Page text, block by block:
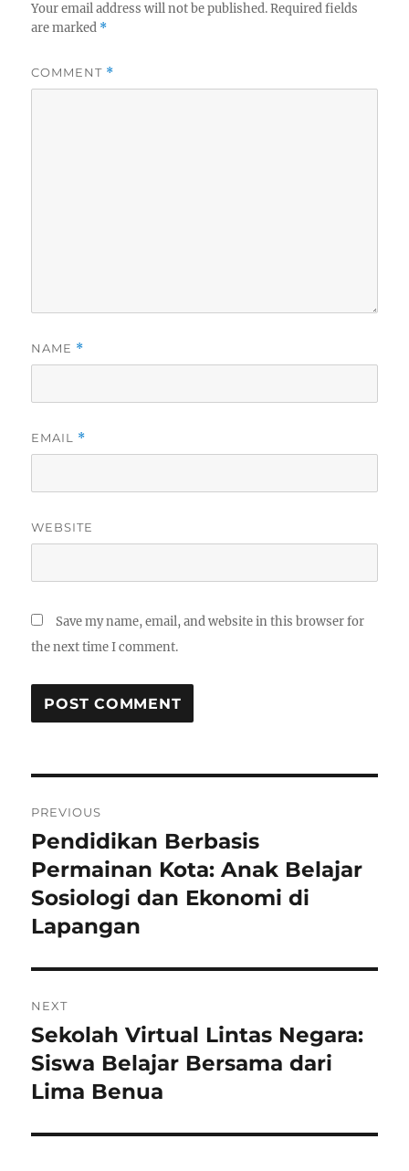
Your email address will not be published. Required fields
are marked *
COMMENT *
NAME *
EMAIL *
WEBSITE
Save my name, email, and website in this browser for
the next time I comment.
navigation
PREVIOUS
Previous
post:
Pendidikan Berbasis
Permainan Kota: Anak Belajar
Sosiologi dan Ekonomi di
Lapangan
NEXT
Next
post:
Sekolah Virtual Lintas Negara:
Siswa Belajar Bersama dari
Lima Benua